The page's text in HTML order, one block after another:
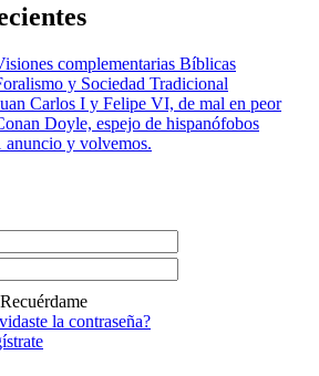
complementarias Bíblicas
y Sociedad Tradicional
Carlos I y Felipe VI, de mal en peor
Doyle, espejo de hispanófobos
anuncio y volvemos.
Recuérdame
la contraseña?